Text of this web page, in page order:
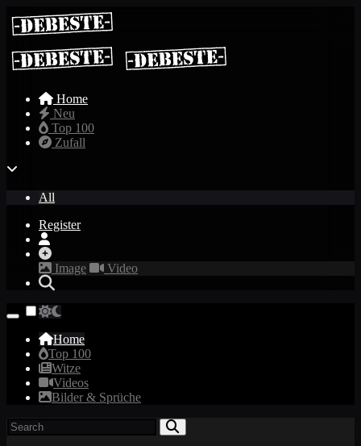
Home
Neu
Top 100
Zufall
All
Register
Image Video
Home
Top 100
Witze
Videos
Bilder & Sprüche